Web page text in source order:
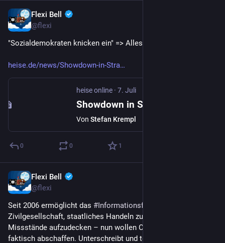
Flexi Bell
@flexi
"Sozialdemokraten knicken ein" => Alles wie immer.
heise.de/news/Showdown-in-Stra
heise online · 7. Juli
Von Stefan Krempl
0 0 1
Flexi Bell
@flexi
Seit 2006 ermöglicht das #Informationsfreiheitsgesetz
Zivilgesellschaft, staatliches Handeln zu kontrollieren und
Missstände aufzudecken – nun wollen CDU/CSU und SPD es
faktisch abschaffen. Unterschreibt und teilt die Petition an die